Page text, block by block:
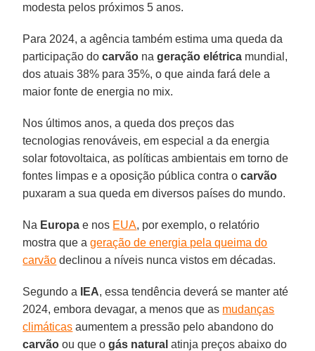
modesta pelos próximos 5 anos.
Para 2024, a agência também estima uma queda da
participação docarvão nageração elétrica mundial,
dos atuais 38% para 35%, o que ainda fará dele a
maior fonte de energia no mix.
Nos últimos anos, a queda dos preços das
tecnologias renováveis, em especial a da energia
solar fotovoltaica, as políticas ambientais em torno de
fontes limpas e a oposição pública contra ocarvão
puxaram a sua queda em diversos países do mundo.
Na Europa e nos EUA, por exemplo, o relatório
mostra que ageração de energia pela queima do
carvão declinou a níveis nunca vistos em décadas.
Segundo a IEA, essa tendência deverá se manter até
2024, embora devagar, a menos que as mudanças
climáticas aumentem a pressão pelo abandono do
carvão ou que ogás natural atinja preços abaixo do